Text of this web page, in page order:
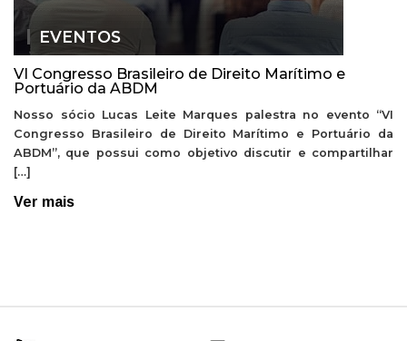
EVENTOS
VI Congresso Brasileiro de Direito Marítimo e
Portuário da ABDM
Nosso sócio Lucas Leite Marques palestra no evento “VI
Congresso Brasileiro de Direito Marítimo e Portuário da
ABDM”, que possui como objetivo discutir e compartilhar
[…]
Ver mais